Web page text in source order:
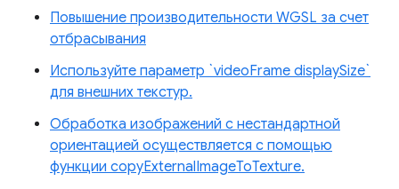
Повышение производительности WGSL за счет
отбрасывания
Используйте параметр `videoFrame displaySize`
для внешних текстур.
Обработка изображений с нестандартной
ориентацией осуществляется с помощью
функции copyExternalImageToTexture.